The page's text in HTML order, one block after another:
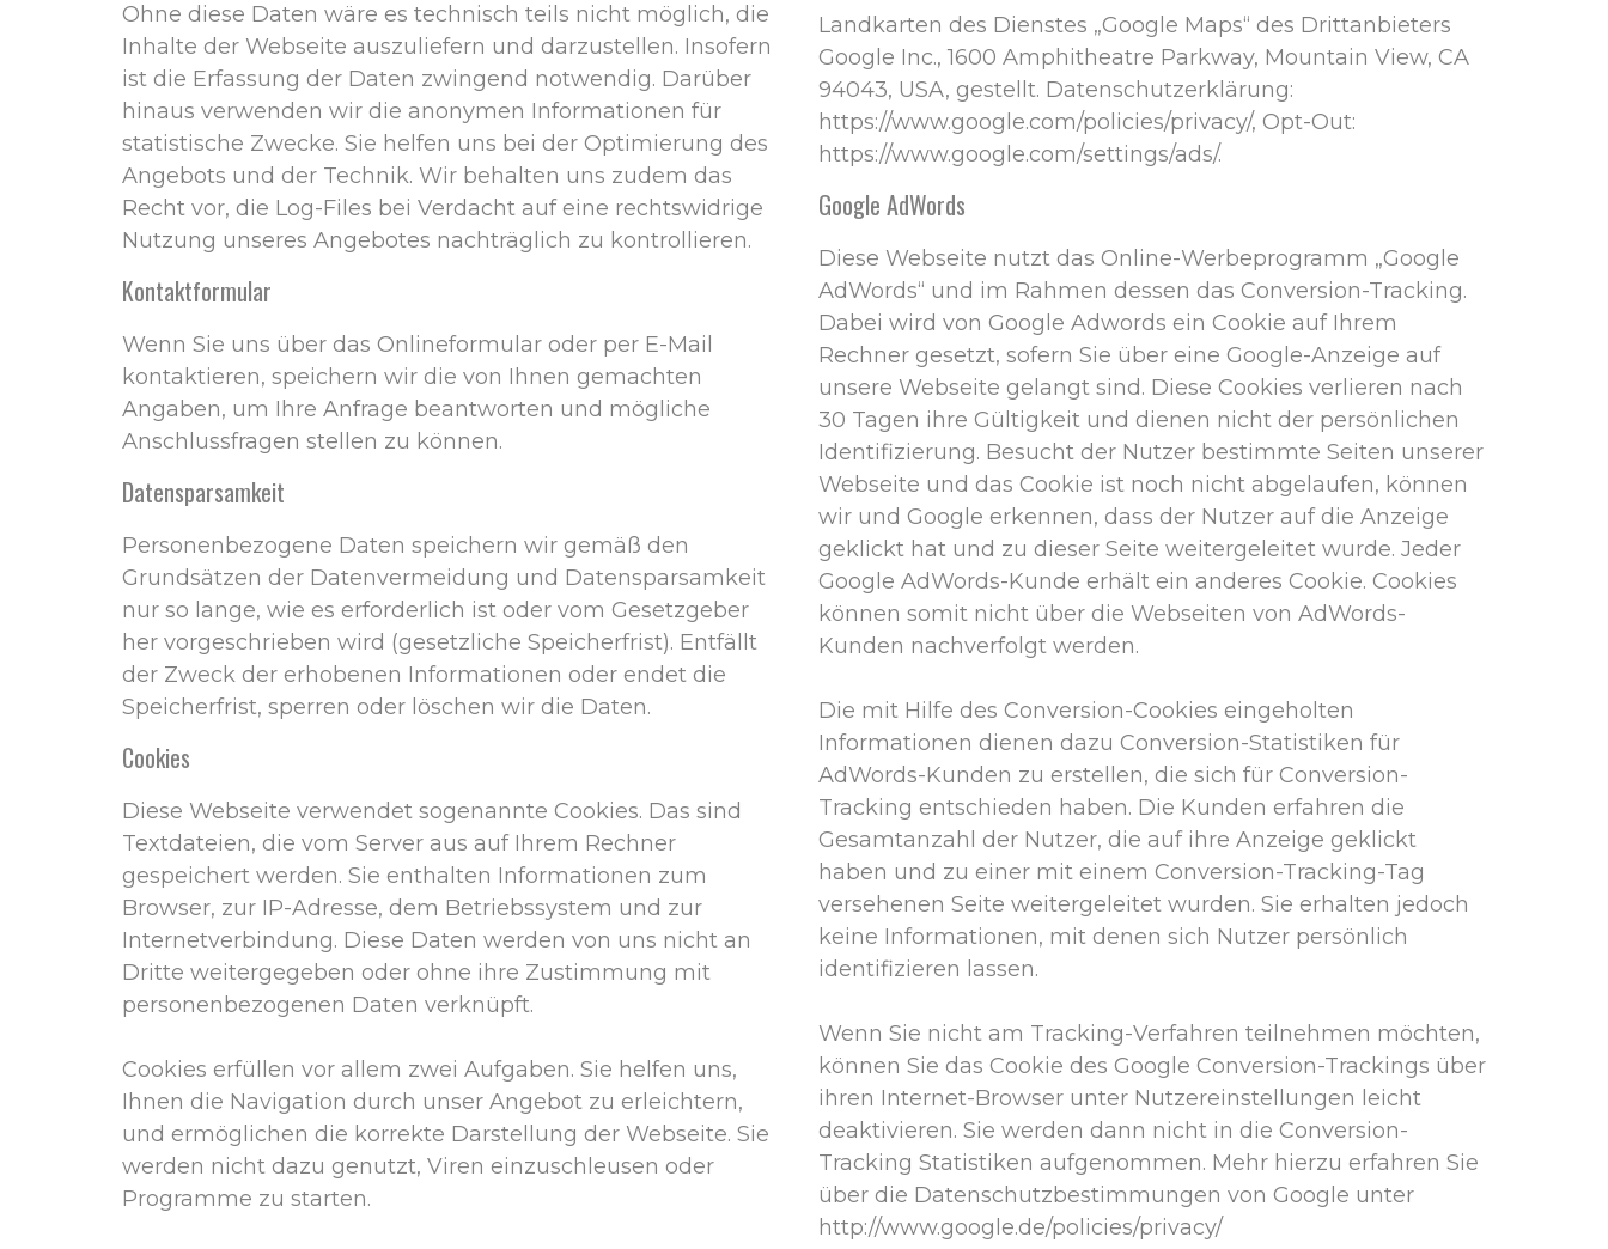
Ohne diese Daten wäre es technisch teils nicht möglich, die
Inhalte der Webseite auszuliefern und darzustellen. Insofern
ist die Erfassung der Daten zwingend notwendig. Darüber
hinaus verwenden wir die anonymen Informationen für
statistische Zwecke. Sie helfen uns bei der Optimierung des
Angebots und der Technik. Wir behalten uns zudem das
Recht vor, die Log-Files bei Verdacht auf eine rechtswidrige
Nutzung unseres Angebotes nachträglich zu kontrollieren.
Kontaktformular
Wenn Sie uns über das Onlineformular oder per E-Mail
kontaktieren, speichern wir die von Ihnen gemachten
Angaben, um Ihre Anfrage beantworten und mögliche
Anschlussfragen stellen zu können.
Datensparsamkeit
Personenbezogene Daten speichern wir gemäß den
Grundsätzen der Datenvermeidung und Datensparsamkeit
nur so lange, wie es erforderlich ist oder vom Gesetzgeber
her vorgeschrieben wird (gesetzliche Speicherfrist). Entfällt
der Zweck der erhobenen Informationen oder endet die
Speicherfrist, sperren oder löschen wir die Daten.
Cookies
Diese Webseite verwendet sogenannte Cookies. Das sind
Textdateien, die vom Server aus auf Ihrem Rechner
gespeichert werden. Sie enthalten Informationen zum
Browser, zur IP-Adresse, dem Betriebssystem und zur
Internetverbindung. Diese Daten werden von uns nicht an
Dritte weitergegeben oder ohne ihre Zustimmung mit
personenbezogenen Daten verknüpft.
Cookies erfüllen vor allem zwei Aufgaben. Sie helfen uns,
Ihnen die Navigation durch unser Angebot zu erleichtern,
und ermöglichen die korrekte Darstellung der Webseite. Sie
werden nicht dazu genutzt, Viren einzuschleusen oder
Programme zu starten.
Landkarten des Dienstes „Google Maps“ des Drittanbieters
Google Inc., 1600 Amphitheatre Parkway, Mountain View, CA
94043, USA, gestellt. Datenschutzerklärung:
https://www.google.com/policies/privacy/, Opt-Out:
https://www.google.com/settings/ads/.
Google AdWords
Diese Webseite nutzt das Online-Werbeprogramm „Google
AdWords“ und im Rahmen dessen das Conversion-Tracking.
Dabei wird von Google Adwords ein Cookie auf Ihrem
Rechner gesetzt, sofern Sie über eine Google-Anzeige auf
unsere Webseite gelangt sind. Diese Cookies verlieren nach
30 Tagen ihre Gültigkeit und dienen nicht der persönlichen
Identifizierung. Besucht der Nutzer bestimmte Seiten unserer
Webseite und das Cookie ist noch nicht abgelaufen, können
wir und Google erkennen, dass der Nutzer auf die Anzeige
geklickt hat und zu dieser Seite weitergeleitet wurde. Jeder
Google AdWords-Kunde erhält ein anderes Cookie. Cookies
können somit nicht über die Webseiten von AdWords-
Kunden nachverfolgt werden.
Die mit Hilfe des Conversion-Cookies eingeholten
Informationen dienen dazu Conversion-Statistiken für
AdWords-Kunden zu erstellen, die sich für Conversion-
Tracking entschieden haben. Die Kunden erfahren die
Gesamtanzahl der Nutzer, die auf ihre Anzeige geklickt
haben und zu einer mit einem Conversion-Tracking-Tag
versehenen Seite weitergeleitet wurden. Sie erhalten jedoch
keine Informationen, mit denen sich Nutzer persönlich
identifizieren lassen.
Wenn Sie nicht am Tracking-Verfahren teilnehmen möchten,
können Sie das Cookie des Google Conversion-Trackings über
ihren Internet-Browser unter Nutzereinstellungen leicht
deaktivieren. Sie werden dann nicht in die Conversion-
Tracking Statistiken aufgenommen. Mehr hierzu erfahren Sie
über die Datenschutzbestimmungen von Google unter
http://www.google.de/policies/privacy/